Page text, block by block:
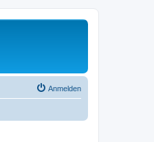
Anmelden